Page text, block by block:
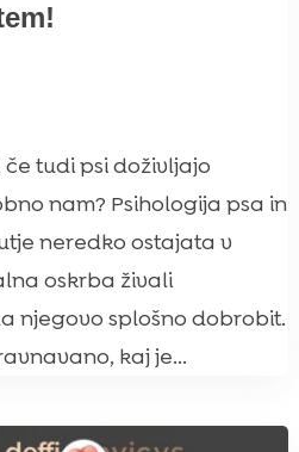
tudi psi doživljajo
nam? Psihologija psa in
neredko ostajata v
oskrba živali
njegovo splošno dobrobit.
kaj je...